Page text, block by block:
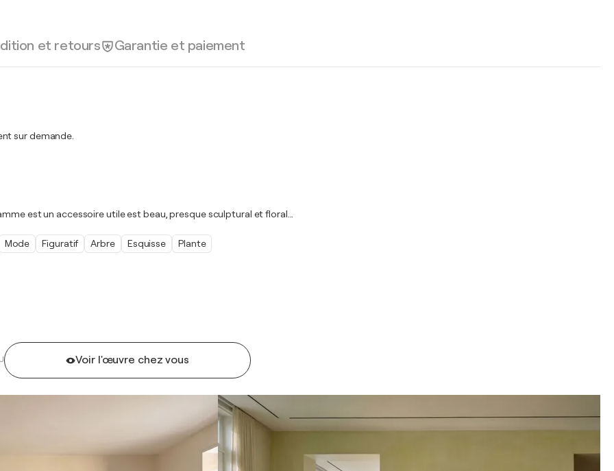
Voir l'œuvre chez vous
et retours Garantie et paiement
sur demande.
est un accessoire utile est beau, presque sculptural et floral...
Mode Figuratif Arbre Esquisse Plante